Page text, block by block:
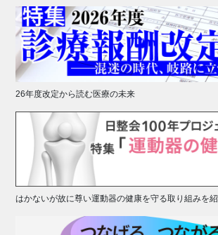
26年度改定から読む医療の未来
はかないが故に尊い運動器の健康を守る取り組みを紹